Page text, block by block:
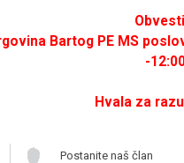
Bartog PE MS
-
Hvala za
Postanite naš član